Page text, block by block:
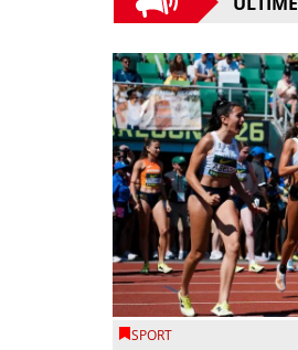
SPORT